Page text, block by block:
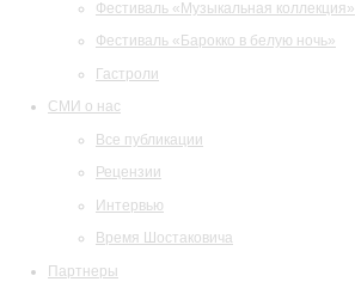
Фестиваль «Музыкальная коллекция»
Фестиваль «Барокко в белую ночь»
Гастроли
СМИ о нас
Все публикации
Рецензии
Интервью
Время Шостаковича
Партнеры